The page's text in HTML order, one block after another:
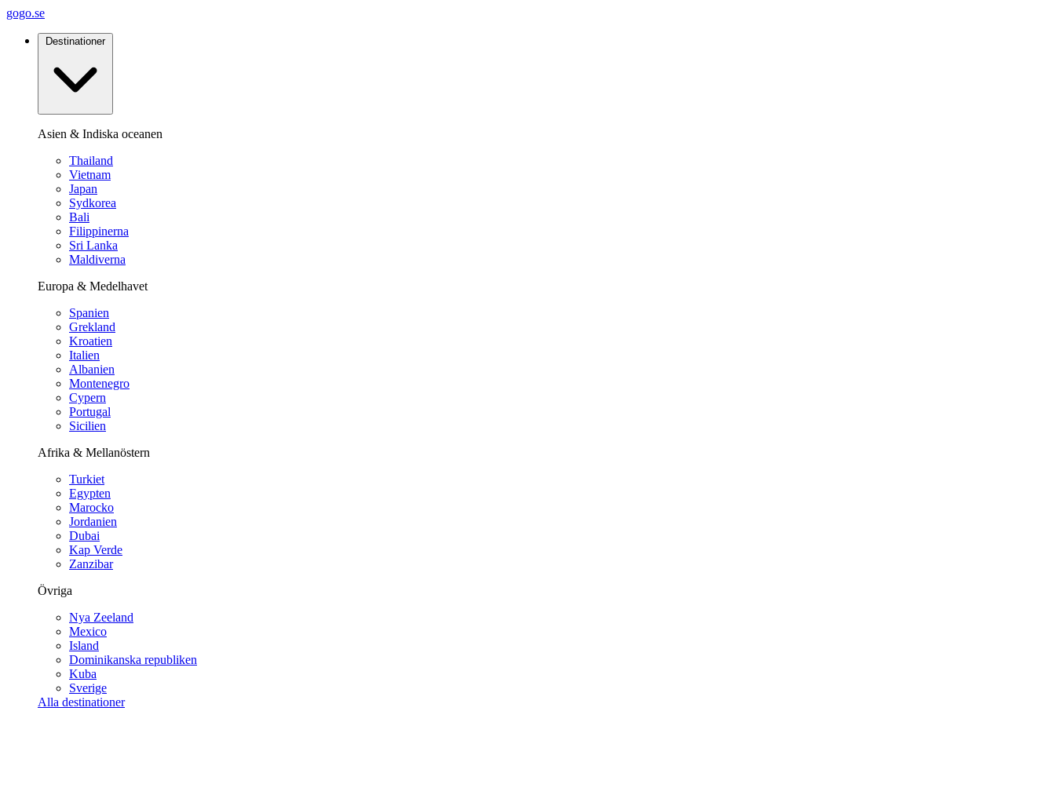
gogo.se
Destinationer
Asien & Indiska oceanen
Thailand
Vietnam
Japan
Sydkorea
Bali
Filippinerna
Sri Lanka
Maldiverna
Europa & Medelhavet
Spanien
Grekland
Kroatien
Italien
Albanien
Montenegro
Cypern
Portugal
Sicilien
Afrika & Mellanöstern
Turkiet
Egypten
Marocko
Jordanien
Dubai
Kap Verde
Zanzibar
Övriga
Nya Zeeland
Mexico
Island
Dominikanska republiken
Kuba
Sverige
Alla destinationer